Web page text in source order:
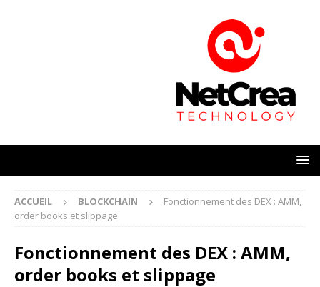
ACCUEIL BLOCKCHAIN
Fonctionnement des DEX : AMM,
order books et slippage
Fonctionnement des DEX : AMM,
order books et slippage